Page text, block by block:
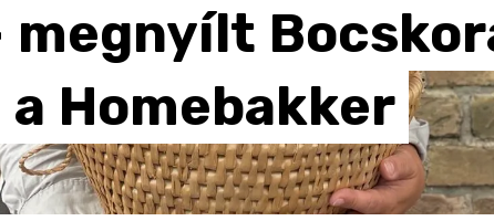
megnyílt
a Homebakker